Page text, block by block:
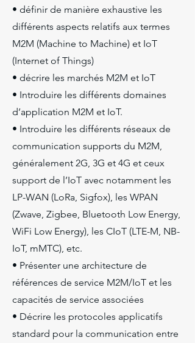
• définir de manière exhaustive les
différents aspects relatifs aux termes
M2M (Machine to Machine) et IoT
(Internet of Things)
• décrire les marchés M2M et IoT
• Introduire les différents domaines
d’application M2M et IoT.
• Introduire les différents réseaux de
communication supports du M2M,
généralement 2G, 3G et 4G et ceux
support de l’IoT avec notamment les
LP-WAN (LoRa, Sigfox), les WPAN
(Zwave, Zigbee, Bluetooth Low Energy,
WiFi Low Energy), les CIoT (LTE-M, NB-
IoT, mMTC), etc.
• Présenter une architecture de
références de service M2M/IoT et les
capacités de service associées
• Décrire les protocoles applicatifs
standard pour la communication entre